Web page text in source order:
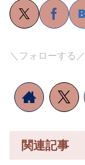
＼フォローする／
関連記事